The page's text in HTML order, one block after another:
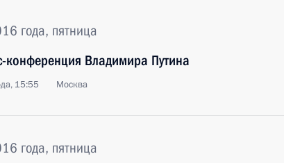
года, пятница
конференция Владимира Путина
15:55 Москва
года, пятница